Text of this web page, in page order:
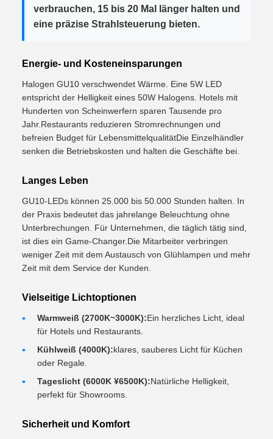
verbrauchen, 15 bis 20 Mal länger halten und
eine präzise Strahlsteuerung bieten.
Energie- und Kosteneinsparungen
Halogen GU10 verschwendet Wärme. Eine 5W LED
entspricht der Helligkeit eines 50W Halogens. Hotels mit
Hunderten von Scheinwerfern sparen Tausende pro
Jahr.Restaurants reduzieren Stromrechnungen und
befreien Budget für LebensmittelqualitätDie Einzelhändler
senken die Betriebskosten und halten die Geschäfte bei.
Langes Leben
GU10-LEDs können 25.000 bis 50.000 Stunden halten. In
der Praxis bedeutet das jahrelange Beleuchtung ohne
Unterbrechungen. Für Unternehmen, die täglich tätig sind,
ist dies ein Game-Changer.Die Mitarbeiter verbringen
weniger Zeit mit dem Austausch von Glühlampen und mehr
Zeit mit dem Service der Kunden.
Vielseitige Lichtoptionen
Warmweiß (2700K~3000K):Ein herzliches Licht, ideal
für Hotels und Restaurants.
Kühlweiß (4000K):klares, sauberes Licht für Küchen
oder Regale.
Tageslicht (6000K ¥6500K):Natürliche Helligkeit,
perfekt für Showrooms.
Sicherheit und Komfort